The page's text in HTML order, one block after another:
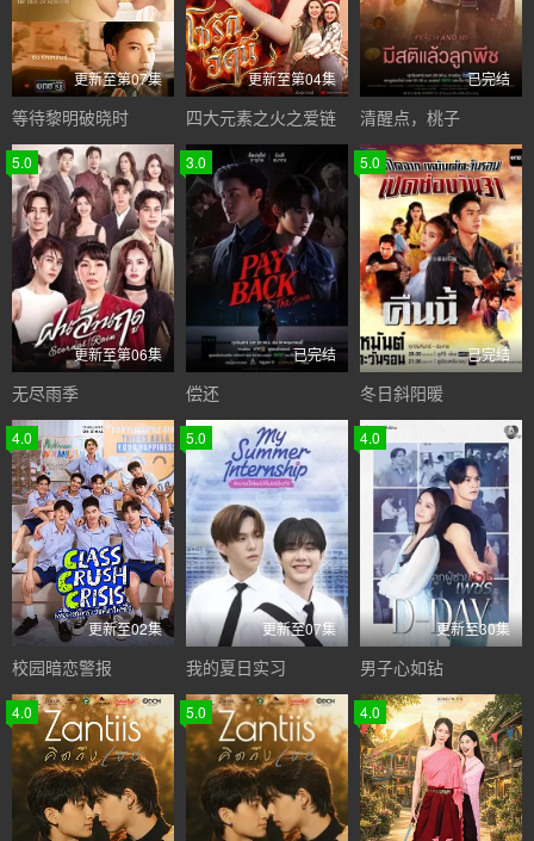
更新至第07集
等待黎明破晓时
更新至第04集
四大元素之火之爱链
已完结
清醒点，桃子
5.0
更新至第06集
无尽雨季
3.0
已完结
偿还
5.0
已完结
冬日斜阳暖
4.0
更新至02集
校园暗恋警报
5.0
更新至07集
我的夏日实习
4.0
更新至30集
男子心如钻
4.0 5.0 4.0